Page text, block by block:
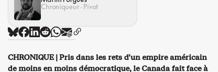
Chroniqueur · Pivot
CHRONIQUE | Pris dans les rets d’un empire américain
de moins en moins démocratique, le Canada fait face à